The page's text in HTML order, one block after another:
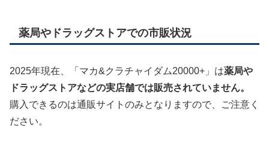
薬局やドラッグストアでの市販状況
2025年現在、「マカ&クラチャイダム20000+」は薬局や
ドラッグストアなどの実店舗では販売されていません。
購入できるのは通販サイトのみとなりますので、ご注意く
ださい。